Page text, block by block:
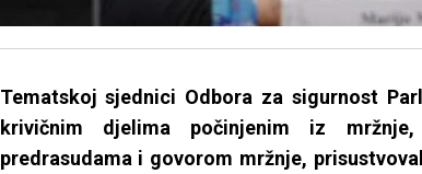
Tematskoj sjednici Odbora za sigurnost
krivičnim djelima počinjenim iz
predrasudama i govorom mržnje,